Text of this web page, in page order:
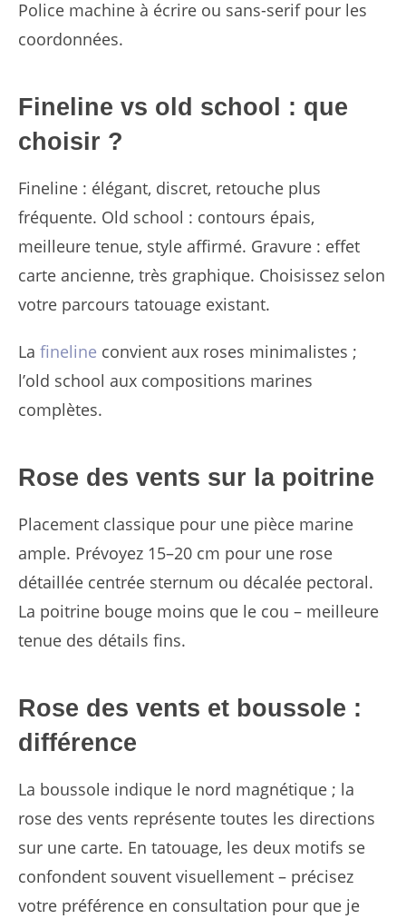
Police machine à écrire ou sans-serif pour les
coordonnées.
Fineline vs old school : que
choisir ?
Fineline : élégant, discret, retouche plus
fréquente. Old school : contours épais,
meilleure tenue, style affirmé. Gravure : effet
carte ancienne, très graphique. Choisissez selon
votre parcours tatouage existant.
La fineline convient aux roses minimalistes ;
l’old school aux compositions marines
complètes.
Rose des vents sur la poitrine
Placement classique pour une pièce marine
ample. Prévoyez 15–20 cm pour une rose
détaillée centrée sternum ou décalée pectoral.
La poitrine bouge moins que le cou – meilleure
tenue des détails fins.
Rose des vents et boussole :
différence
La boussole indique le nord magnétique ; la
rose des vents représente toutes les directions
sur une carte. En tatouage, les deux motifs se
confondent souvent visuellement – précisez
votre préférence en consultation pour que je